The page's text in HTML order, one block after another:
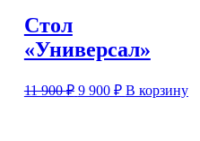
Стол
«Универсал»
11 900₽ Первоначальная
9 900 ₽Текущая
цена:
В корзину